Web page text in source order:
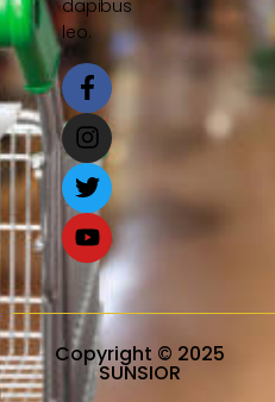
dapibus
leo.
Copyright © 2025
SUNSIOR